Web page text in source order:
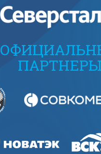
ПАРТНЕРЫ